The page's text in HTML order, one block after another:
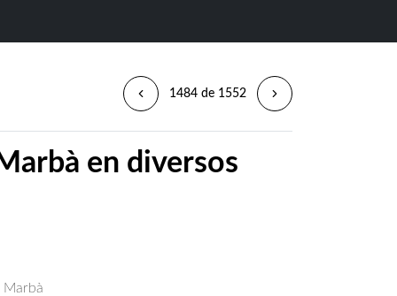
1484 de 1552
en diversos
Marbà